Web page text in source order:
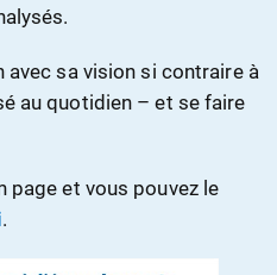
avec sa vision si contraire à
au quotidien – et se faire
page et vous pouvez le
.